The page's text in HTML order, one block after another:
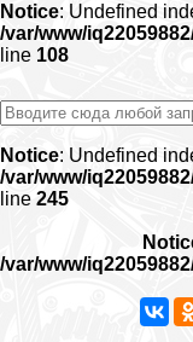
Notice: Undefined
/var/www/
line 108
Notice: Undefined
/var/www/
line 245
/var/www/